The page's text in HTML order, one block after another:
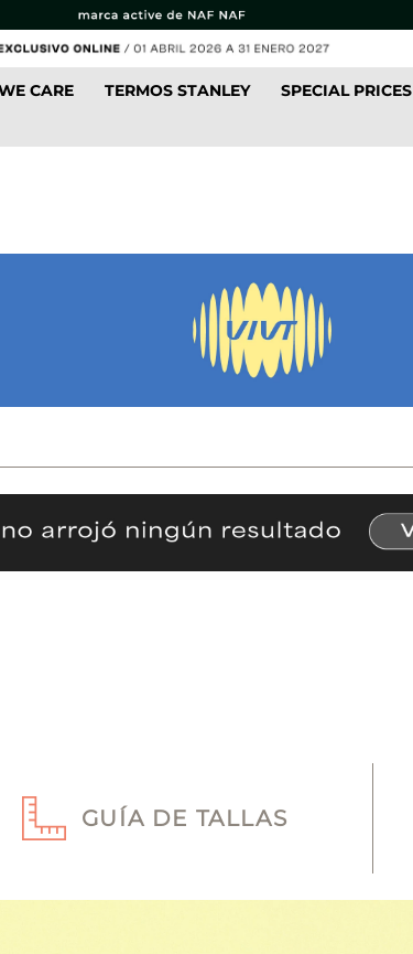
CARE TERMOS STANLEY SPECIAL PRICES
GUÍA DE TALLAS